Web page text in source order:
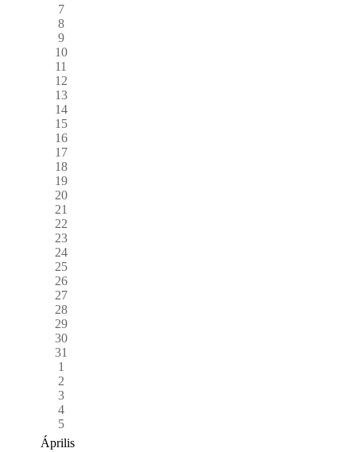
7
8
9
10
11
12
13
14
15
16
17
18
19
20
21
22
23
24
25
26
27
28
29
30
31
1
2
3
4
5
Április